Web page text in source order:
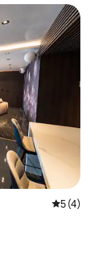
5 (4)